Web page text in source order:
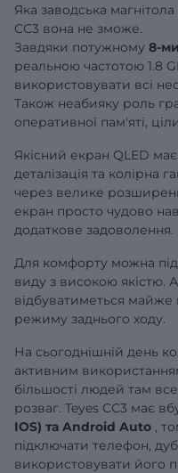
Яка заводська
CC3 вона не зможе.
Завдяки потужному 8-
реальною частотою 1.8
використовувати всі
Також неабияку роль
оперативної пам'яті,
Якісний екран QLED
деталізація та колірна
через велике
екран просто чудово
додаткове задоволення.
Для комфорту можна
виду з високою якістю.
відбуватиметься
режиму заднього ходу.
На сьогоднішній день
активним
більшості людей там
розваг. Teyes CC3 має
IOS) та Android Auto ,
підключати телефон,
використовувати його